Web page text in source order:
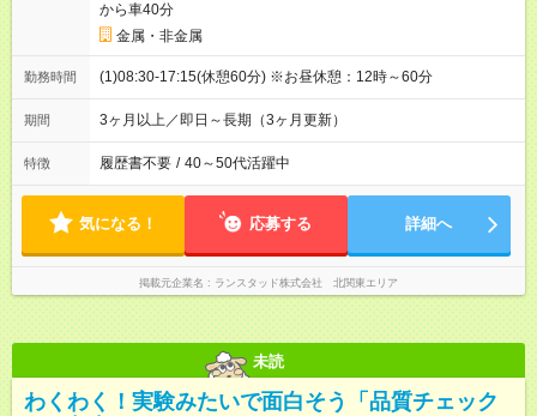
から車40分
金属・非金属
勤務時間 (1)08:30-17:15(休憩60分) ※お昼休憩：12時～60分
期間 3ヶ月以上／即日～長期（3ヶ月更新）
特徴 履歴書不要 / 40～50代活躍中
気になる！ 応募する 詳細へ
掲載元企業名 ランスタッド株式会社 北関東エリア
未読
わくわく！実験みたいで面白そう「品質チェック